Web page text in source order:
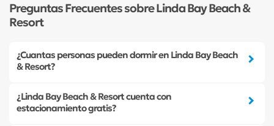
Preguntas Frecuentes sobre Linda Bay Beach &
Resort
¿Cuantas personas pueden dormir en Linda Bay Beach
& Resort?
¿Linda Bay Beach & Resort cuenta con
estacionamiento gratis?